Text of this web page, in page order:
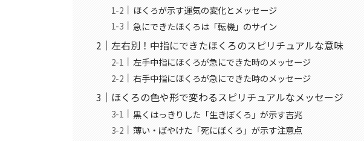
ほくろが示す運気の変化とメッセージ
急にできたほくろは「転機」のサイン
左右別！中指にできたほくろのスピリチュアルな意味
左手中指にほくろが急にできた時のメッセージ
右手中指にほくろが急にできた時のメッセージ
ほくろの色や形で変わるスピリチュアルなメッセージ
黒くはっきりした「生きぼくろ」が示す吉兆
薄い・ぼやけた「死にぼくろ」が示す注意点